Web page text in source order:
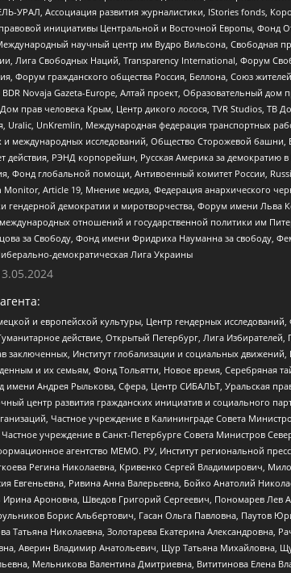
Ассоциация развития журналистики, IStories fonds,
инициативы Центральной и Восточной Европы, Фонд
научный центр им Вудро Вильсона, Свободная
Лига Свободных Наций, Transparеncy International, Форум
Форум гражданского общества Россия, Беллона, Союз
Novaja Gazeta-Europe, Алтай проект, Образовательный
прав человека Крым, Центр дикого лосося, TVR Studios,
UnKremlin, Международная федерация транспортных
международных исследований, Общество Сторожевой башни,
РЭНД корпорейшн, Русская Америка за демократию
Фонд глобальной помощи, Антивоенный комитет России,
Article 19, Мнение медиа, Федерация анархического
демократии и миротворчества, Форум имени Льва
отношений и государственной политики им
за Свободу, Фонд имени Фридриха Науманна за свободу,
демократическая Лига Украины
и европейской культуры, Центр гендерных
действие, Открытый Петербург, Лига Избирателей,
заключенных, Институт глобализации и социальных
и их семьям, Фонд Тольятти, Новое время, Серебряная
Андрея Рылькова, Сфера, Центр СИБАЛЬТ, Уральская
центр развития гражданских инициатив и социального
Частное учреждение в Калининграде Совета
учреждение в Санкт-Петербурге Совета Министров
агентство МЕМО. РУ, Институт региональной
Регина Николаевна, Кривенко Сергей Владимирович,
Евгеньевна, Ривина Анна Валерьевна, Бойко Анатолий
Ароновна, Шведов Григорий Сергеевич, Пономарев Лев
Борис Альбертович, Гасан Ольга Павловна, Паутов
Татьяна Николаевна, Золотарева Екатерина Александровна,
Аверин Владимир Анатольевич, Щур Татьяна
Мельникова Валентина Дмитриевна, Вититинова Елена